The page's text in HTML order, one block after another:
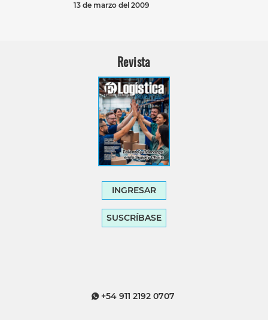
13 de marzo del 2009
Revista
INGRESAR
SUSCRÍBASE
+54 911 2192 0707